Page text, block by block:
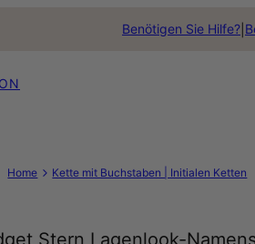
Benötigen Sie Hilfe?
Home Kette mit Buchstaben | Initialen Ketten